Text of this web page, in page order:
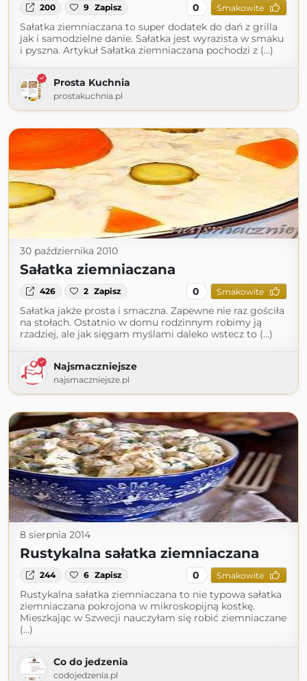
200 9 Zapisz 0 Smakowite
Sałatka ziemniaczana to super dodatek do dań z grilla
jak i samodzielne danie. Sałatka jest wyrazista w smaku
i pyszna. Artykuł Sałatka ziemniaczana pochodzi z (...)
Prosta Kuchnia
prostakuchnia.pl
30 października 2010
Sałatka ziemniaczana
426 2 Zapisz 0 Smakowite
Sałatka jakże prosta i smaczna. Zapewne nie raz gościła
na stołach. Ostatnio w domu rodzinnym robimy ją
rzadziej, ale jak sięgam myślami daleko wstecz to (...)
Najsmaczniejsze
najsmaczniejsze.pl
8 sierpnia 2014
Rustykalna sałatka ziemniaczana
244 6 Zapisz 0 Smakowite
Rustykalna sałatka ziemniaczana to nie typowa sałatka
ziemniaczana pokrojona w mikroskopijną kostkę.
Mieszkając w Szwecji nauczyłam się robić ziemniaczane
(...)
Co do jedzenia
codojedzenia.pl